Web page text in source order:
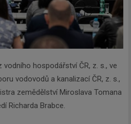
hospodářství ČR, z. s., ve
vodovodů a kanalizací ČR, z. s.,
zemědělství Miroslava Tomana
Richarda Brabce.